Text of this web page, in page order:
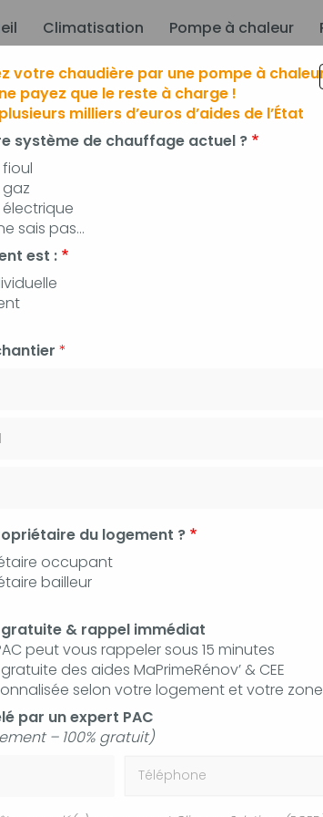
Climatisation Pompe à chaleur
à Manosque,
panneaux
légales
la loi n°2004-575 du 21 juin 2004 pour la Confiance
des utilisateurs et visiteurs du site les présentes mentions
votre chaudière par une pompe à
ne payez que le reste à charge !
milliers d’euros d’aides de l’État
système de chauffage actuel ?
sais pas...
est :
*
du logement ?
occupant
bailleur
& rappel immédiat
peut vous rappeler sous 15 minutes
des aides MaPrimeRénov’ & CEE
selon votre logement et votre zone
par un expert PAC
– 100% gratuit)